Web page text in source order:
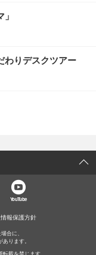
わりデスクツアー
YouTube
報保護方針
合に、
ります。
載を禁じます。